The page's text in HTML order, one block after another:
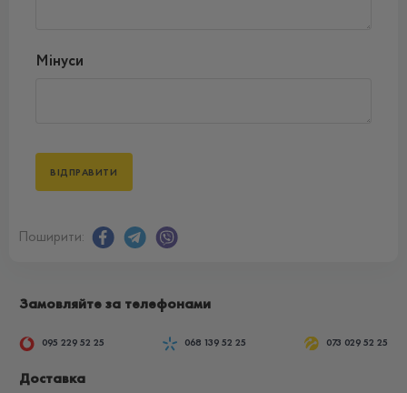
Мінуси
Поширити:
Замовляйте за телефонами
095 229 52 25 068 139 52 25 073 029 52 25
Доставка